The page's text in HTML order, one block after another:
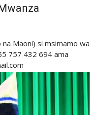
Maoni) si msimamo wa
757 432 694 ama